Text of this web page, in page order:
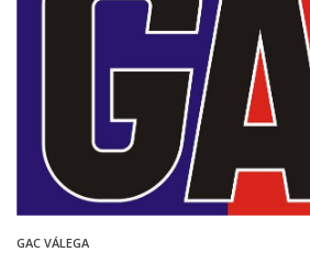
GAC VÁLEGA